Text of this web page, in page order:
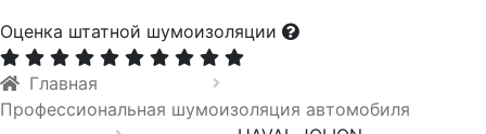
Оценка штатной шумоизоляции
Главная
Профессиональная шумоизоляция автомобиля